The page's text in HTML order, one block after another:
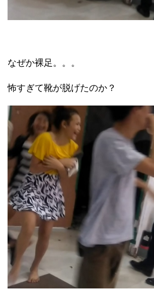
なぜか裸足。。。
怖すぎて靴が脱げたのか？